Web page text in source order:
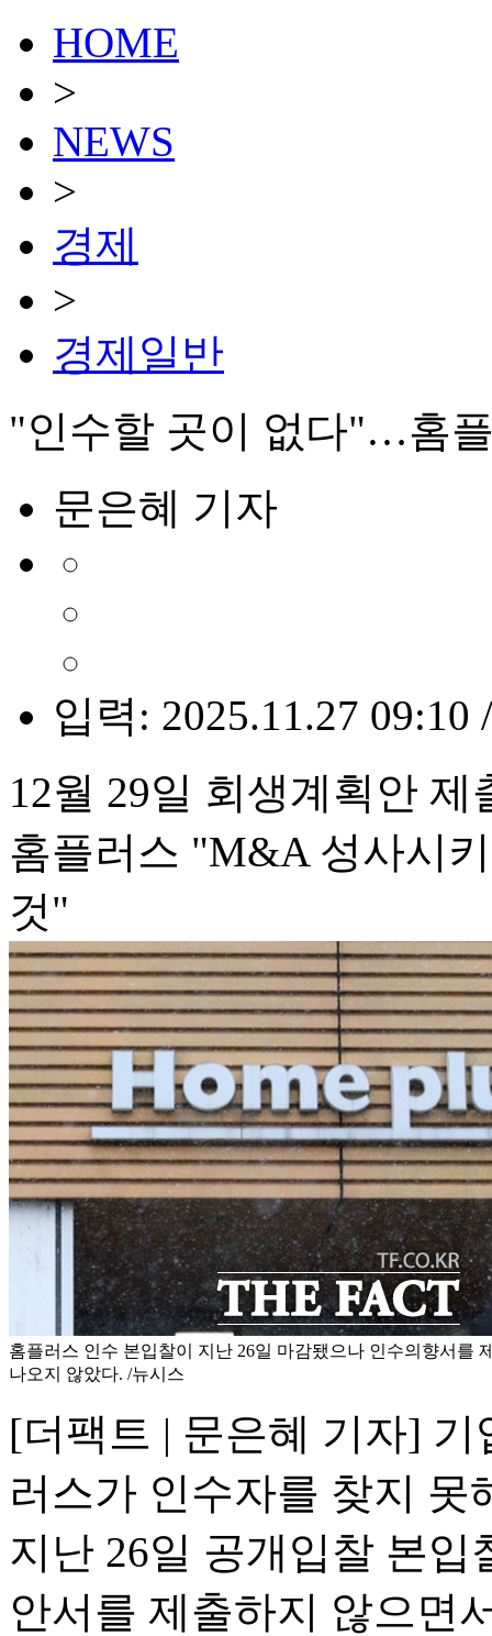
HOME
>
NEWS
>
경제
>
경제일반
"인수할 곳이 없다"…홈
문은혜 기자
입력: 2025.11.27 09:10
12월 29일 회생계획안
홈플러스 "M&A 성사시
것"
홈플러스 인수 본입찰이 지난 26일 마감됐으나 인수의향서를
나오지 않았다. /뉴시스
[더팩트 | 문은혜 기자]
러스가 인수자를 찾지 못
지난 26일 공개입찰 본
안서를 제출하지 않으면